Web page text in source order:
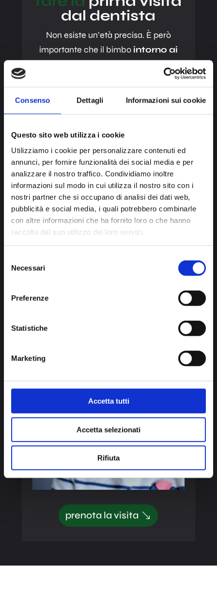
Consenso Dettagli Informazioni sui cookie
Questo sito web utilizza i cookie
Utilizziamo i cookie per personalizzare contenuti ed
annunci, per fornire funzionalità dei social media e per
analizzare il nostro traffico. Condividiamo inoltre
informazioni sul modo in cui utilizza il nostro sito con i
nostri partner che si occupano di analisi dei dati web,
pubblicità e social media, i quali potrebbero combinarle
con altre informazioni che ha fornito loro o che hanno
raccolto dal suo utilizzo dei loro servizi.
delNecessari
Preferenze
Statistiche
Marketing
Accetta tutti
Accetta selezionati
Rifiuta
dal dentista
Non esiste un’età precisa. È però
importante che il bimbo intorno ai
controllato per riscontrare
dentali e scheletrici, ad
possibile che si renda necessario agire
precocemente, maintorno ai 5 anni
possono già iniziare a visitare lo
Studio dentistico
Inizialmente
anche solo per acquisire familiarità con
un ambiente diverso da quelli
abitualmente frequentati per evitare
infantile può essere fondamentale per
tempi meno rapidi e attraverso piani di
cura più complessi e impegnativi.
prenota la visita